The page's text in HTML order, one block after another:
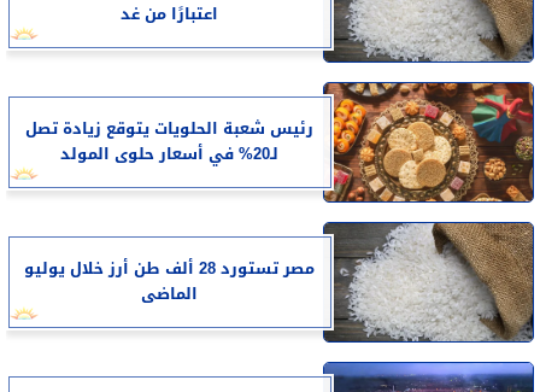
اعتبارًا من غد
رئيس شعبة الحلويات يتوقع زيادة تصل
لـ20% في أسعار حلوى المولد
مصر تستورد 28 ألف طن أرز خلال يوليو
الماضى